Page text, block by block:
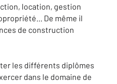
location, gestion
De même il
de construction
les différents diplômes
dans le domaine de